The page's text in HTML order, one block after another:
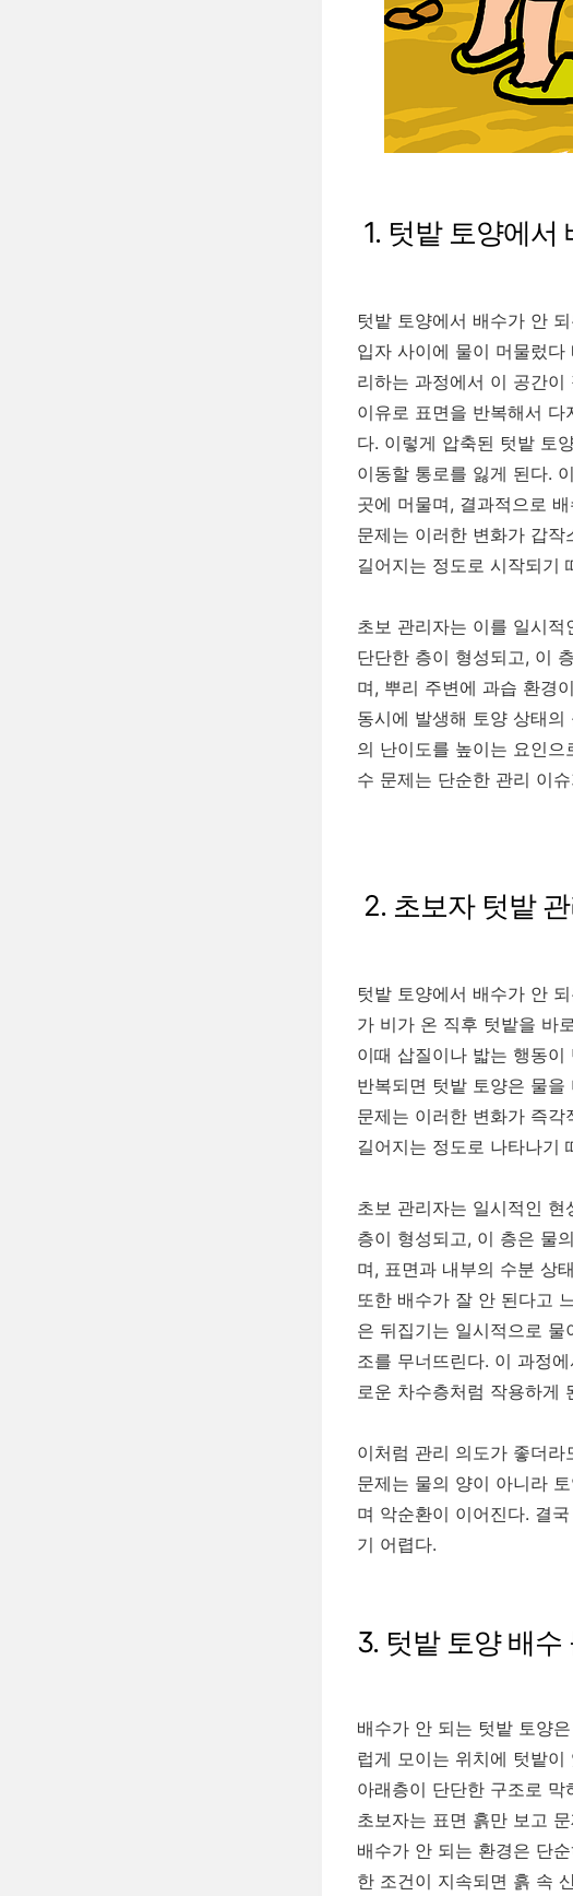
1. 텃밭 토양에서
텃밭 토양에서 배수가 안
입자 사이에 물이 머물렀
리하는 과정에서 이 공간
이유로 표면을 반복해서
다. 이렇게 압축된 텃밭 토
이동할 통로를 잃게 된다.
곳에 머물며, 결과적으로
문제는 이러한 변화가 갑
길어지는 정도로 시작되기
초보 관리자는 이를 일시
단단한 층이 형성되고, 이
며, 뿌리 주변에 과습 환경
동시에 발생해 토양 상태
의 난이도를 높이는 요인
수 문제는 단순한 관리 이
2. 초보자 텃밭
텃밭 토양에서 배수가 안
가 비가 온 직후 텃밭을 바
이때 삽질이나 밟는 행동
반복되면 텃밭 토양은 물
문제는 이러한 변화가 즉
길어지는 정도로 나타나기
초보 관리자는 일시적인
층이 형성되고, 이 층은 물
며, 표면과 내부의 수분 상
또한 배수가 잘 안 된다고
은 뒤집기는 일시적으로
조를 무너뜨린다. 이 과정
로운 차수층처럼 작용하게
이처럼 관리 의도가 좋더
문제는 물의 양이 아니라
며 악순환이 이어진다. 결
기 어렵다.
3. 텃밭 토양 배
배수가 안 되는 텃밭 토양
럽게 모이는 위치에 텃밭
아래층이 단단한 구조로
초보자는 표면 흙만 보고
배수가 안 되는 환경은 단
한 조건이 지속되면 흙 속